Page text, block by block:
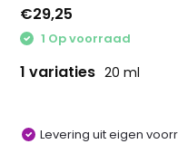
€29,25
1 Op voorraad
1 variaties 20 ml
Levering uit eigen